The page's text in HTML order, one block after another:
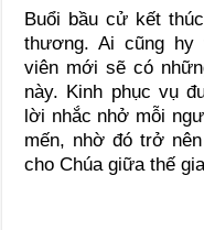
Buổi bầu cử kết
thương. Ai cũng hy
viên mới sẽ có
này. Kinh phục vụ
lời nhắc nhở mỗi
mến, nhờ đó trở
cho Chúa giữa thế